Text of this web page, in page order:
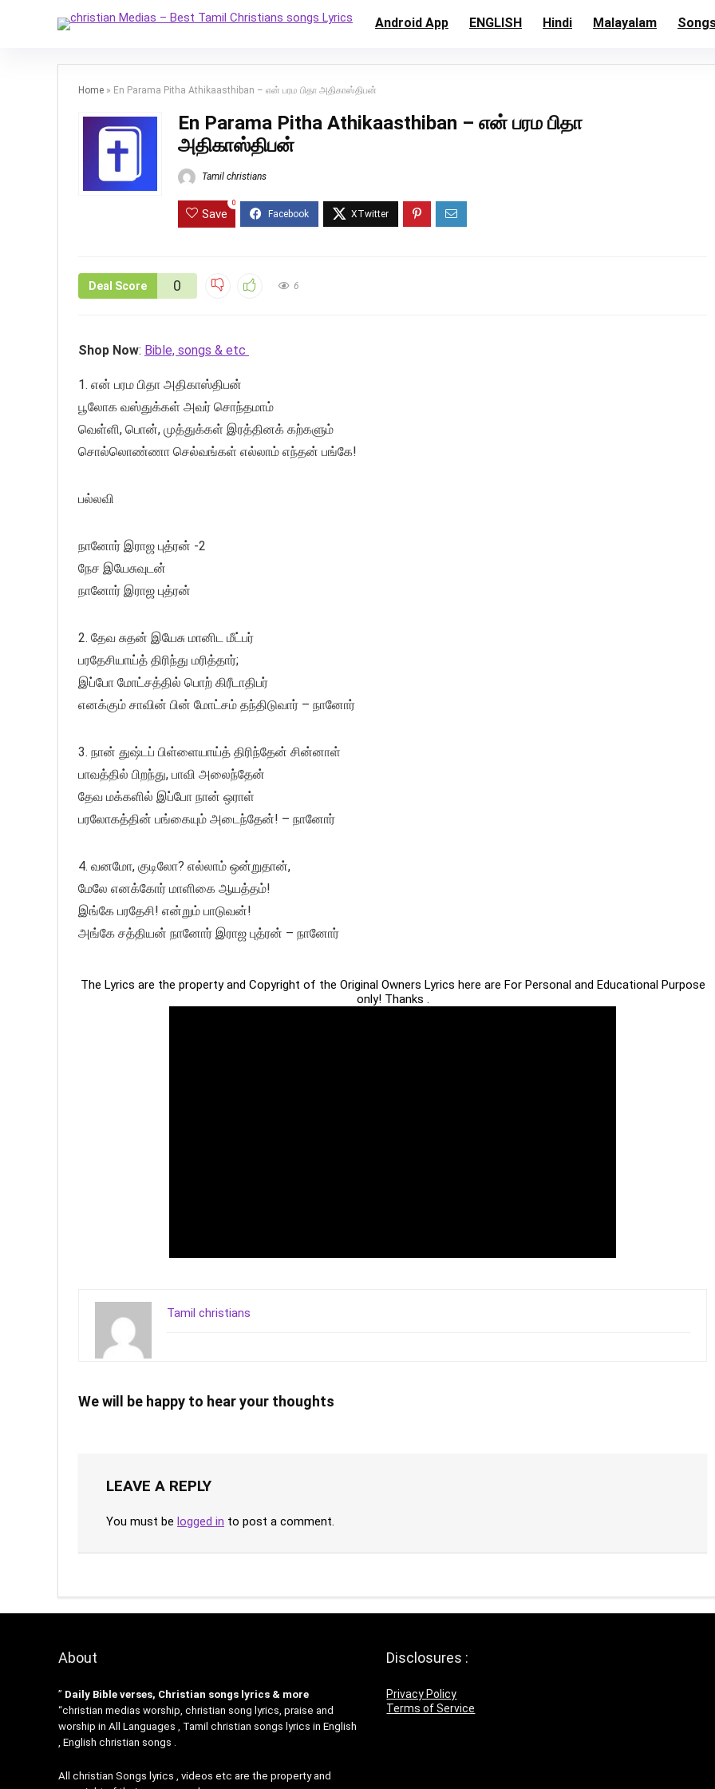
Android App ENGLISH Hindi Malayalam
Home » En Parama Pitha Athikaasthiban – என் பரம பிதா அதிகாஸ்திபன்
En Parama Pitha Athikaasthiban – என் பரம பிதா
அதிகாஸ்திபன்
Tamil christians
Save
0
Deal Score 0 6
Shop Now: Bible, songs & etc
1. என் பரம பிதா அதிகாஸ்திபன்
பூலோக வஸ்துக்கள் அவர் சொந்தமாம்
வெள்ளி, பொன், முத்துக்கள் இரத்தினக் கற்களும்
சொல்லொண்ணா செல்வங்கள் எல்லாம் எந்தன் பங்கே!
பல்லவி
நானோர் இராஜ புத்ரன் -2
நேச இயேசுவுடன்
நானோர் இராஜ புத்ரன்
2. தேவ சுதன் இயேசு மானிட மீட்பர்
பரதேசியாய்த் திரிந்து மரித்தார்;
இப்போ மோட்சத்தில் பொற் கிரீடாதிபர்
எனக்கும் சாவின் பின் மோட்சம் தந்திடுவார் – நானோர்
3. நான் துஷ்டப் பிள்ளையாய்த் திரிந்தேன் சின்னாள்
பாவத்தில் பிறந்து, பாவி அலைந்தேன்
தேவ மக்களில் இப்போ நான் ஒராள்
பரலோகத்தின் பங்கையும் அடைந்தேன்! – நானோர்
4. வனமோ, குடிலோ? எல்லாம் ஒன்றுதான்,
மேலே எனக்கோர் மாளிகை ஆயத்தம்!
இங்கே பரதேசி! என்றும் பாடுவன்!
அங்கே சத்தியன் நானோர் இராஜ புத்ரன் – நானோர்
The Lyrics are the property and Copyright of the Original Owners Lyrics here are For Personal and Educational Purpose
only! Thanks .
Tamil christians
We will be happy to hear your thoughts
LEAVE A REPLY
You must be logged in to post a comment.
About
” Daily Bible verses, Christian songs lyrics & more
“christian medias worship, christian song lyrics, praise and
worship in All Languages , Tamil christian songs lyrics in English
, English christian songs .
All christian Songs lyrics , videos etc are the property and
Disclosures :
Privacy Policy
Terms of Service